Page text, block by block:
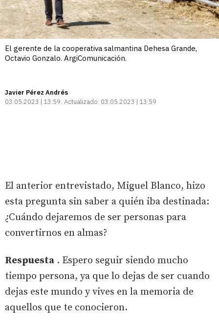
El gerente de la cooperativa salmantina Dehesa Grande,
Octavio Gonzalo. ArgiComunicación.
Javier Pérez Andrés
03.05.2023 | 13:59 Actualizado: 03.05.2023 | 13:59
El anterior entrevistado, Miguel Blanco, hizo
esta pregunta sin saber a quién iba destinada:
¿Cuándo dejaremos de ser personas para
convertirnos en almas?
Respuesta . Espero seguir siendo mucho
tiempo persona, ya que lo dejas de ser cuando
dejas este mundo y vives en la memoria de
aquellos que te conocieron.